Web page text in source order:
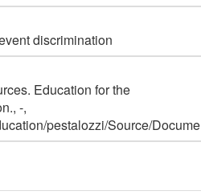
discrimination
Education for the
-,
pestalozzi/Source/